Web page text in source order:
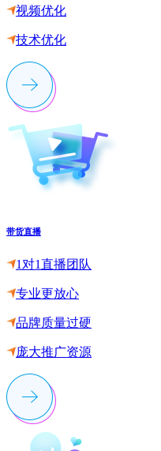
视频优化
技术优化
带货直播
1对1直播团队
专业更放心
品牌质量过硬
庞大推广资源